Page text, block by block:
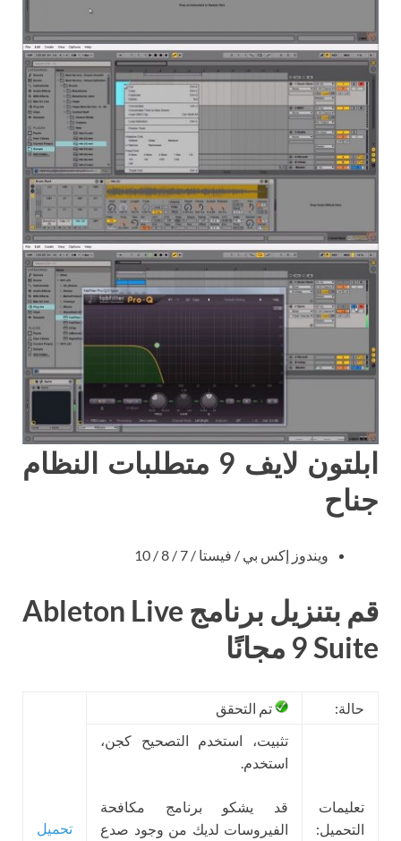
ابلتون لايف 9 متطلبات النظام
جناح
ويندوز إكس بي / فيستا / 7 / 8 / 10
قم بتنزيل برنامج Ableton Live
9 Suite مجانًا
حالة: تم التحقق
تحميل
تعليمات
التحميل:
تثبيت، استخدم التصحيح كجن،
استخدم.
قد يشكو برنامج مكافحة
الفيروسات لديك من وجود صدع